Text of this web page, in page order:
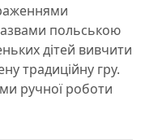
польською
дітей вивчити
традиційну гру.
ручної роботи